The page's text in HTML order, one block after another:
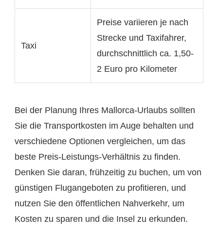
Taxi
Preise variieren je nach
Strecke und Taxifahrer,
durchschnittlich ca. 1,50-
2 Euro pro Kilometer
Bei der Planung Ihres Mallorca-Urlaubs sollten
Sie die Transportkosten im Auge behalten und
verschiedene Optionen vergleichen, um das
beste Preis-Leistungs-Verhältnis zu finden.
Denken Sie daran, frühzeitig zu buchen, um von
günstigen Flugangeboten zu profitieren, und
nutzen Sie den öffentlichen Nahverkehr, um
Kosten zu sparen und die Insel zu erkunden.